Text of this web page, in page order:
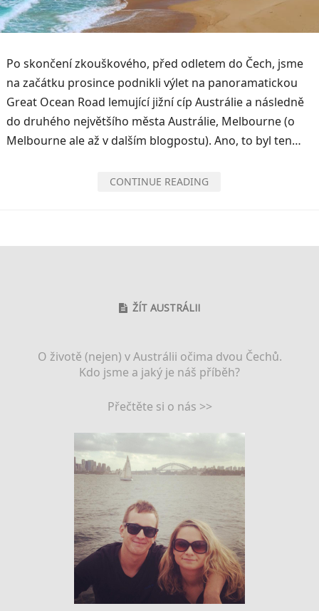
Po skončení zkouškového, před odletem do Čech, jsme
na začátku prosince podnikli výlet na panoramatickou
Great Ocean Road lemující jižní cíp Austrálie a následně
do druhého největšího města Austrálie, Melbourne (o
Melbourne ale až v dalším blogpostu). Ano, to byl ten…
CONTINUE READING
ŽÍT AUSTRÁLII
O životě (nejen) v Austrálii očima dvou Čechů.
Kdo jsme a jaký je náš příběh?
Přečtěte si o nás >>